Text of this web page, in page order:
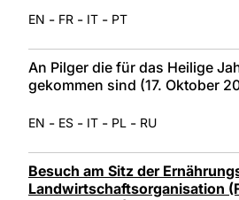
EN - FR - IT - PT
An Pilger die für das Heilige
gekommen sind (17. Oktober
EN - ES - IT - PL - RU
Besuch am Sitz der
Landwirtschaftsorganisation